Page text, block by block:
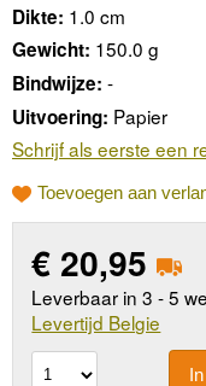
Dikte: 1.0 cm
Gewicht: 150.0 g
Bindwijze: -
Uitvoering: Papier
Schrijf als eerste een
Toevoegen aan
€ 20,95
Leverbaar in 3 - 5
Levertijd Belgie